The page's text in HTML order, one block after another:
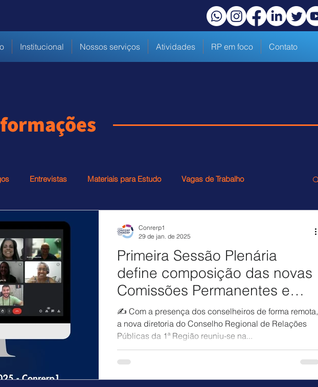
Institucional Nossos serviços Atividades RP em foco Contato
Entrevistas Materiais para Estudo Vagas de Trabalho
Primeira Sessão Plenária
define composição das novas
Comissões Permanentes e
Especiais do Conrerp1
✍️ Com a presença dos conselheiros de forma remota,
a nova diretoria do Conselho Regional de Relações
Públicas da 1ª Região reuniu-se na...
Conrerp1
29 de jan. de 2025